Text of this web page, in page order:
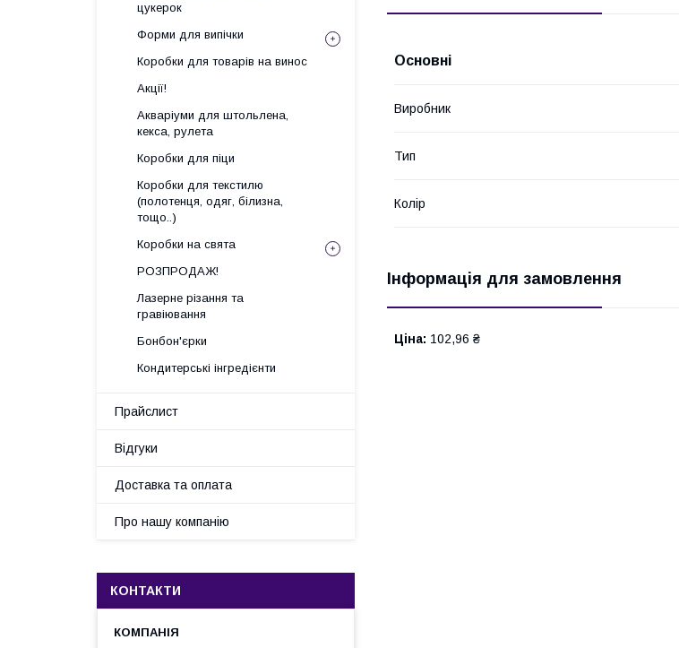
Основні
Виробник
Тип
Колір
Інформація для замовлення
Ціна: 102,96 ₴
цукерок
Форми для випічки
Коробки для товарів на винос
Акції!
Акваріуми для штольлена,
кекса, рулета
Коробки для піци
Коробки для текстилю
(полотенця, одяг, білизна,
тощо..)
Коробки на свята
РОЗПРОДАЖ!
Лазерне різання та
гравіювання
Бонбон'єрки
Кондитерські інгредієнти
Прайслист
Відгуки
Доставка та оплата
Про нашу компанію
КОНТАКТИ